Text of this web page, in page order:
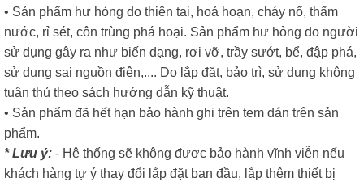
• Sản phẩm hư hỏng do thiên tai, hoả hoạn, cháy nổ, thấm
nước, rỉ sét, côn trùng phá hoại. Sản phẩm hư hỏng do người
sử dụng gây ra như biến dạng, rơi vỡ, trầy sướt, bể, đập phá,
sử dụng sai nguồn điện,.... Do lắp đặt, bảo trì, sử dụng không
tuân thủ theo sách hướng dẫn kỹ thuật.
• Sản phẩm đã hết hạn bảo hành ghi trên tem dán trên sản
phẩm.
* Lưu ý: - Hệ thống sẽ không được bảo hành vĩnh viễn nếu
khách hàng tự ý thay đổi lắp đặt ban đầu, lắp thêm thiết bị